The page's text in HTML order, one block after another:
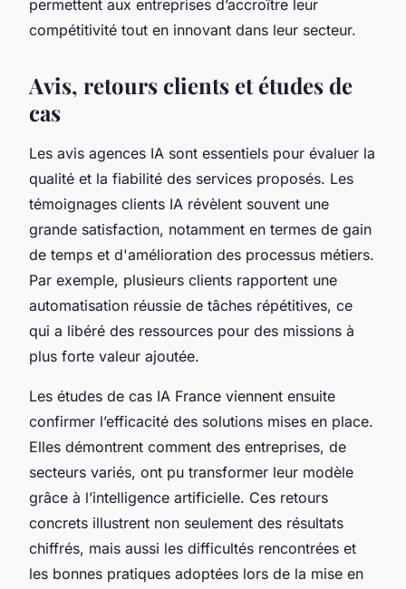
permettent aux entreprises d’accroître leur
compétitivité tout en innovant dans leur secteur.
Avis, retours clients et études de
cas
Les avis agences IA sont essentiels pour évaluer la
qualité et la fiabilité des services proposés. Les
témoignages clients IA révèlent souvent une
grande satisfaction, notamment en termes de gain
de temps et d'amélioration des processus métiers.
Par exemple, plusieurs clients rapportent une
automatisation réussie de tâches répétitives, ce
qui a libéré des ressources pour des missions à
plus forte valeur ajoutée.
Les études de cas IA France viennent ensuite
confirmer l’efficacité des solutions mises en place.
Elles démontrent comment des entreprises, de
secteurs variés, ont pu transformer leur modèle
grâce à l’intelligence artificielle. Ces retours
concrets illustrent non seulement des résultats
chiffrés, mais aussi les difficultés rencontrées et
les bonnes pratiques adoptées lors de la mise en